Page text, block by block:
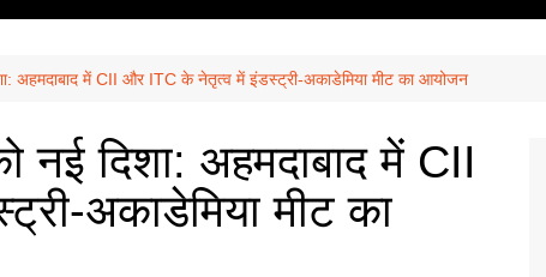
अहमदाबाद में CII और ITC के नेतृत्व में इंडस्ट्री-अकाडेमिया मीट का आयोजन
नई दिशा: अहमदाबाद में CII
अकाडेमिया मीट का